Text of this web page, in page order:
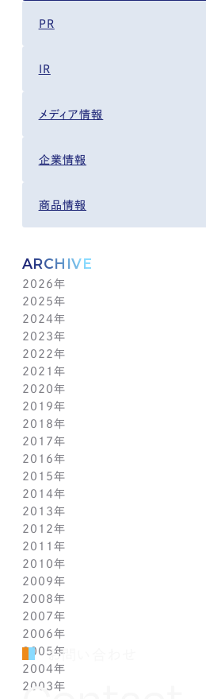
PR
IR
メディア情報
企業情報
商品情報
ARCHIVE
2026年
8月(4)
7月(14)
6月(5)
5月(6)
4月(12)
3月(13)
2月(9)
1月(4)
2025年
12月(6)
11月(5)
10月(8)
9月(12)
8月(8)
7月(10)
6月(6)
5月(7)
4月(11)
3月(9)
2月(10)
1月(5)
2024年
12月(7)
11月(5)
10月(12)
9月(4)
8月(5)
7月(11)
6月(7)
5月(5)
4月(11)
3月(6)
2月(13)
1月(2)
2023年
12月(3)
11月(13)
10月(11)
9月(3)
8月(5)
7月(8)
6月(2)
5月(12)
4月(5)
3月(8)
2月(9)
1月(3)
2022年
12月(2)
11月(4)
10月(4)
9月(1)
8月(3)
7月(6)
6月(2)
5月(4)
4月(6)
3月(8)
2月(8)
1月(2)
2021年
12月(4)
11月(2)
10月(6)
9月(3)
8月(2)
7月(7)
6月(1)
5月(5)
4月(6)
3月(9)
2月(7)
1月(3)
2020年
12月(2)
11月(3)
10月(5)
9月(3)
8月(3)
7月(5)
6月(1)
5月(3)
4月(6)
3月(3)
2月(6)
1月(1)
2019年
12月(2)
11月(3)
10月(4)
9月(1)
8月(4)
7月(5)
6月(1)
5月(4)
4月(5)
3月(4)
2月(4)
1月(2)
2018年
12月(2)
11月(7)
10月(8)
9月(7)
8月(8)
7月(7)
6月(7)
5月(9)
4月(7)
3月(6)
2月(5)
1月(1)
2017年
12月(2)
11月(5)
10月(5)
9月(5)
8月(6)
7月(7)
6月(1)
5月(3)
4月(3)
3月(3)
2月(5)
2016年
12月(2)
11月(3)
10月(7)
9月(2)
8月(3)
7月(6)
6月(5)
5月(4)
4月(3)
3月(2)
2月(7)
1月(1)
2015年
12月(3)
11月(6)
10月(7)
9月(3)
8月(8)
7月(7)
6月(5)
5月(4)
4月(4)
3月(3)
2月(5)
1月(3)
2014年
12月(2)
11月(7)
10月(7)
9月(6)
8月(5)
7月(9)
6月(6)
5月(3)
4月(7)
3月(3)
2月(6)
2013年
12月(6)
11月(6)
10月(5)
9月(7)
8月(4)
7月(3)
6月(1)
5月(5)
4月(1)
3月(1)
2012年
12月(1)
11月(1)
10月(1)
9月(1)
8月(1)
7月(3)
5月(2)
4月(1)
3月(1)
2011年
12月(1)
11月(1)
10月(2)
8月(2)
7月(4)
5月(2)
4月(1)
3月(3)
2010年
12月(1)
11月(1)
10月(2)
9月(1)
8月(2)
7月(3)
5月(2)
2009年
11月(6)
10月(9)
9月(3)
8月(1)
7月(5)
6月(2)
2008年
11月(4)
10月(2)
9月(2)
8月(4)
7月(3)
2007年
12月(2)
11月(2)
10月(1)
9月(2)
2006年
12月(1)
11月(1)
10月(2)
2005年
10月(2)
8月(4)
2004年
12月(4)
2003年
お問い合わせ